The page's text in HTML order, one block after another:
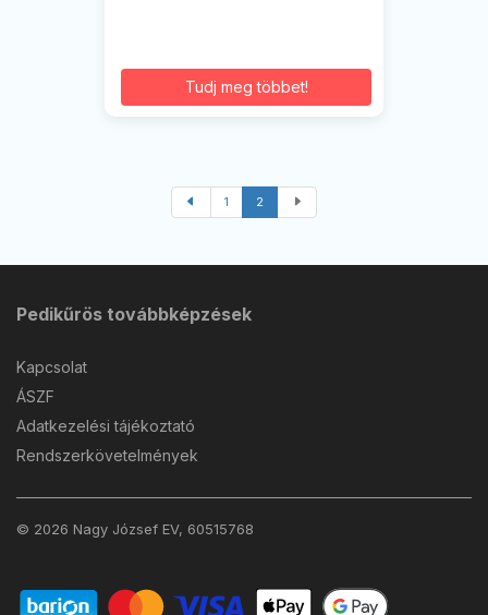
Tudj meg többet!
1 2
Pedikűrös továbbképzések
Kapcsolat
ÁSZF
Adatkezelési tájékoztató
Rendszerkövetelmények
© 2026 Nagy József EV, 60515768